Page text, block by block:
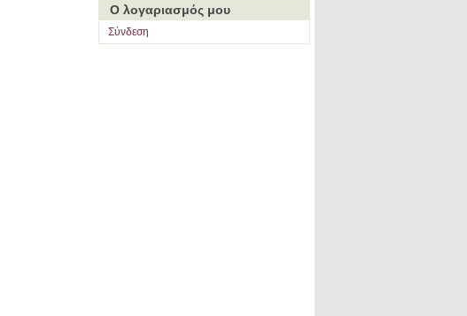
Ο λογαριασμός μου
Σύνδεση